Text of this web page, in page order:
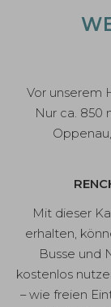
Vor unserem
Nur ca. 850
Mit dieser
erhalten,
Busse und
kostenlos
– wie freien